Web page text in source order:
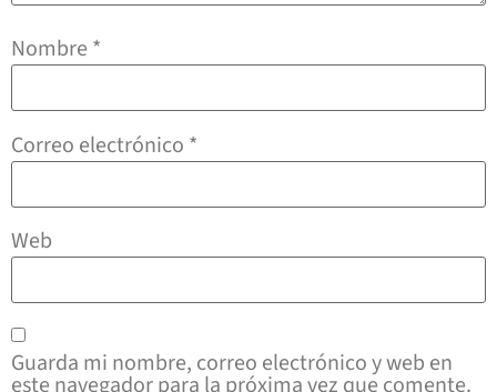
Nombre *
Correo electrónico *
Web
Guarda mi nombre, correo electrónico y web en
este navegador para la próxima vez que comente.